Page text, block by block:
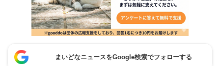
まいどなニュースをGoogle検索でフォローする